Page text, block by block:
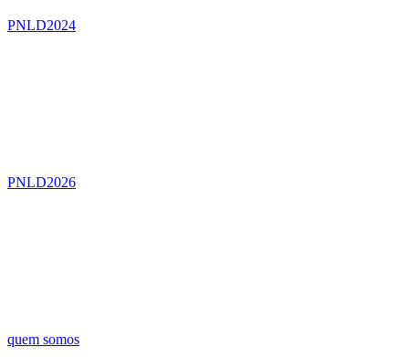
PNLD2024
PNLD2026
quem somos